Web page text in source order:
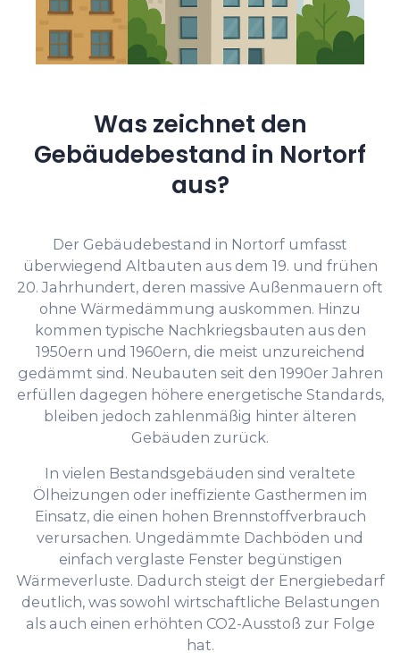
Was zeichnet den
Gebäudebestand in Nortorf
aus?
Der Gebäudebestand in Nortorf umfasst
überwiegend Altbauten aus dem 19. und frühen
20. Jahrhundert, deren massive Außenmauern oft
ohne Wärmedämmung auskommen. Hinzu
kommen typische Nachkriegsbauten aus den
1950ern und 1960ern, die meist unzureichend
gedämmt sind. Neubauten seit den 1990er Jahren
erfüllen dagegen höhere energetische Standards,
bleiben jedoch zahlenmäßig hinter älteren
Gebäuden zurück.
In vielen Bestandsgebäuden sind veraltete
Ölheizungen oder ineffiziente Gasthermen im
Einsatz, die einen hohen Brennstoffverbrauch
verursachen. Ungedämmte Dachböden und
einfach verglaste Fenster begünstigen
Wärmeverluste. Dadurch steigt der Energiebedarf
deutlich, was sowohl wirtschaftliche Belastungen
als auch einen erhöhten CO2-Ausstoß zur Folge
hat.